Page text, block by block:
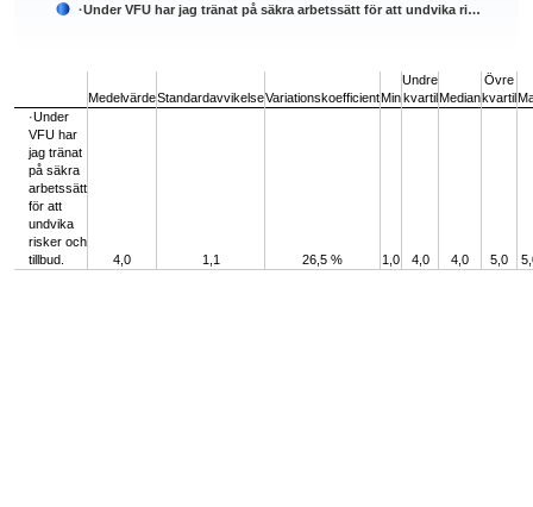
·Under VFU har jag tränat på säkra arbetssätt för att undvika ri…
MedelvärdeStandardavvikelseVariationskoefficientMin
Undre
kvartilMedian
Övre
kvartil
·Under
VFU har
jag tränat
på säkra
arbetssätt
för att
undvika
risker och
tillbud.
4,0 1,1 26,5 % 1,0 4,0 4,0 5,0